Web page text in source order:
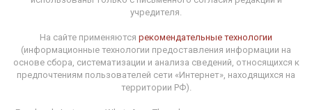
учредителя.
На сайте применяются рекомендательные технологии
(информационные технологии предоставления информации на
основе сбора, систематизации и анализа сведений, относящихся к
предпочтениям пользователей сети «Интернет», находящихся на
территории РФ).